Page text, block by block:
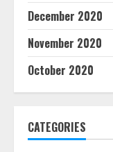
December 2020
November 2020
October 2020
CATEGORIES